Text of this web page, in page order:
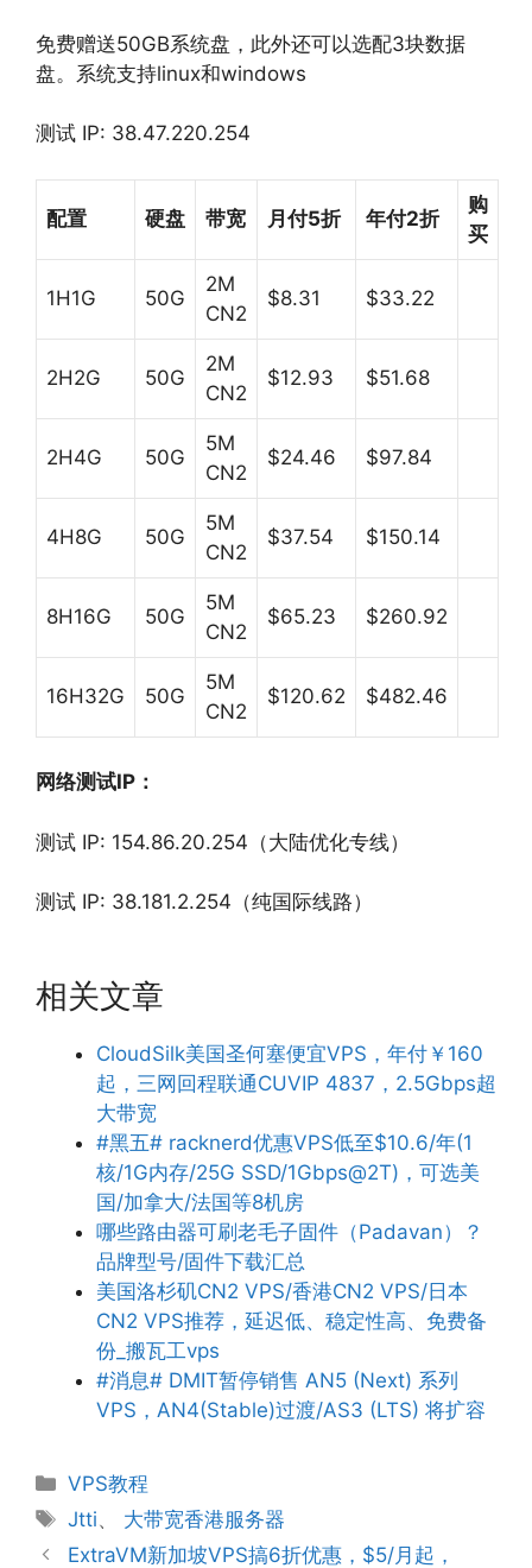
免费赠送50GB系统盘，此外还可以选配3块数据
盘。系统支持linux和windows
测试 IP: 38.47.220.254
配置 硬盘 带宽 月付5折 年付2折
购
买
1H1G 50G
2M
CN2
$8.31 $33.22
2H2G 50G
2M
CN2
$12.93 $51.68
2H4G 50G
5M
CN2
$24.46 $97.84
4H8G 50G
5M
CN2
$37.54 $150.14
8H16G 50G
5M
CN2
$65.23 $260.92
16H32G 50G
5M
CN2
$120.62 $482.46
网络测试IP：
测试 IP: 154.86.20.254（大陆优化专线）
测试 IP: 38.181.2.254（纯国际线路）
相关文章
CloudSilk美国圣何塞便宜VPS，年付￥160
起，三网回程联通CUVIP 4837，2.5Gbps超
大带宽
#黑五# racknerd优惠VPS低至$10.6/年(1
核/1G内存/25G SSD/1Gbps@2T)，可选美
国/加拿大/法国等8机房
哪些路由器可刷老毛子固件（Padavan）？
品牌型号/固件下载汇总
美国洛杉矶CN2 VPS/香港CN2 VPS/日本
CN2 VPS推荐，延迟低、稳定性高、免费备
份_搬瓦工vps
#消息# DMIT暂停销售 AN5 (Next) 系列
VPS，AN4(Stable)过渡/AS3 (LTS) 将扩容
分
类
VPS教程
标
签
Jtti、 大带宽香港服务器
ExtraVM新加坡VPS搞6折优惠，$5/月起，